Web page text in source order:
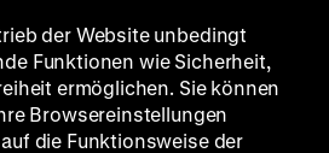
der Website unbedingt
Funktionen wie Sicherheit,
ermöglichen. Sie können
Browsereinstellungen
die Funktionsweise der